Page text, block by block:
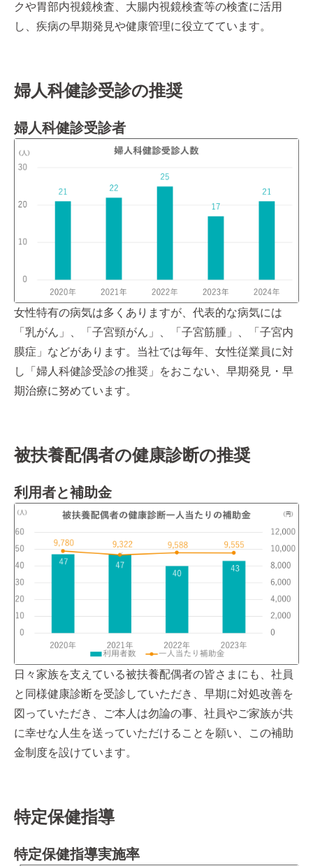
クや胃部内視鏡検査、大腸内視鏡検査等の検査に活用
し、疾病の早期発見や健康管理に役立てています。
婦人科健診受診の推奨
婦人科健診受診者
女性特有の病気は多くありますが、代表的な病気には
「乳がん」、「子宮頸がん」、「子宮筋腫」、「子宮内
膜症」などがあります。当社では毎年、女性従業員に対
し「婦人科健診受診の推奨」をおこない、早期発見・早
期治療に努めています。
被扶養配偶者の健康診断の推奨
利用者と補助金
日々家族を支えている被扶養配偶者の皆さまにも、社員
と同様健康診断を受診していただき、早期に対処改善を
図っていただき、ご本人は勿論の事、社員やご家族が共
に幸せな人生を送っていただけることを願い、この補助
金制度を設けています。
特定保健指導
特定保健指導実施率